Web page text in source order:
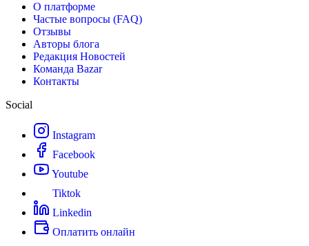
О платформе
Частые вопросы (FAQ)
Отзывы
Авторы блога
Редакция Новостей
Команда Bazar
Контакты
Social
Instagram
Facebook
Youtube
Tiktok
Linkedin
Оплатить онлайн